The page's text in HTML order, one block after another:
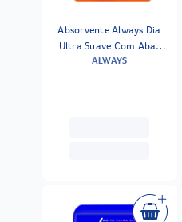
Absorvente Always Dia
Ultra Suave Com Abas
Fluxo Médio 8 Unidades
ALWAYS